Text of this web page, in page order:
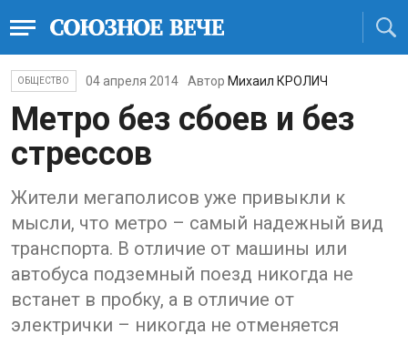
ОБЩЕСТВО 04 апреля 2014 Автор Михаил КРОЛИЧ
Метро без сбоев и без
стрессов
Жители мегаполисов уже привыкли к
мысли, что метро – самый надежный вид
транспорта. В отличие от машины или
автобуса подземный поезд никогда не
встанет в пробку, а в отличие от
электрички – никогда не отменяется